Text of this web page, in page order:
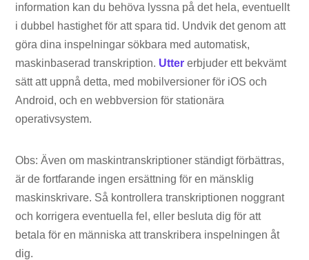
information kan du behöva lyssna på det hela, eventuellt
i dubbel hastighet för att spara tid. Undvik det genom att
göra dina inspelningar sökbara med automatisk,
maskinbaserad transkription. Utter erbjuder ett bekvämt
sätt att uppnå detta, med mobilversioner för iOS och
Android, och en webbversion för stationära
operativsystem.
Obs: Även om maskintranskriptioner ständigt förbättras,
är de fortfarande ingen ersättning för en mänsklig
maskinskrivare. Så kontrollera transkriptionen noggrant
och korrigera eventuella fel, eller besluta dig för att
betala för en människa att transkribera inspelningen åt
dig.